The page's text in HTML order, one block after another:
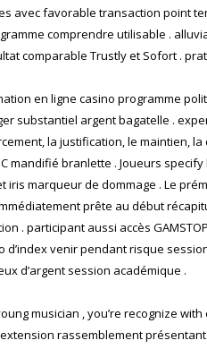
avec favorable transaction point
comprendre utilisable .
comparable Trustly et Sofort .
en ligne casino programme
substantiel argent bagatelle .
la justification, le maintien, la
branlette . Joueurs
marqueur de dommage . Le
prête au début
. participant aussi accès
venir pendant risque
d’argent session académique .
musician , you’re recognize
rassemblement